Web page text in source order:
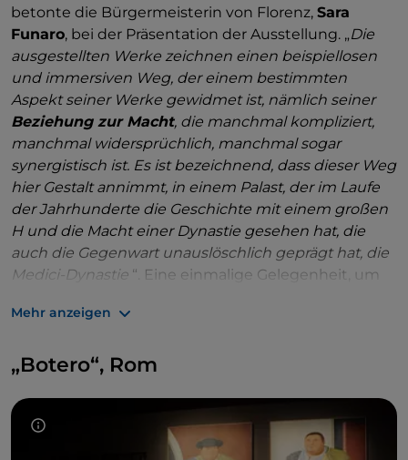
betonte die Bürgermeisterin von Florenz, Sara
Funaro, bei der Präsentation der Ausstellung. „Die
ausgestellten Werke zeichnen einen beispiellosen
und immersiven Weg, der einem bestimmten
Aspekt seiner Werke gewidmet ist, nämlich seiner
Beziehung zur Macht, die manchmal kompliziert,
manchmal widersprüchlich, manchmal sogar
synergistisch ist. Es ist bezeichnend, dass dieser Weg
hier Gestalt annimmt, in einem Palast, der im Laufe
der Jahrhunderte die Geschichte mit einem großen
H und die Macht einer Dynastie gesehen hat, die
auch die Gegenwart unauslöschlich geprägt hat, die
Medici-Dynastie “. Eine einmalige Gelegenheit, um
auch das Genie eines großen italienischen Meisters
Saal der Liliensind mehr als 50 Werke ausgestellt,
handschriftliche Briefe und Gipsabgüsse, die aus
außergewöhnlichen Leihgaben renommierter
italienischer und ausländischer Institutionen
Mehr anzeigen
„Botero“, Rom